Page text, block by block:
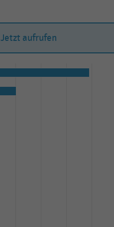
Jetzt aufrufen